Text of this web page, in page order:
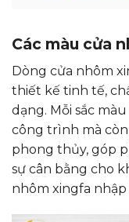
Các màu cửa
Dòng cửa nhôm
thiết kế tinh tế,
dạng. Mỗi sắc
công trình mà
phong thủy, góp
sự cân bằng cho
nhôm xingfa nhập